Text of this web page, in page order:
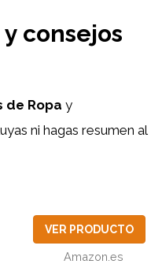
consejos
de Ropa y
ni hagas resumen al
VER PRODUCTO
Amazon.es